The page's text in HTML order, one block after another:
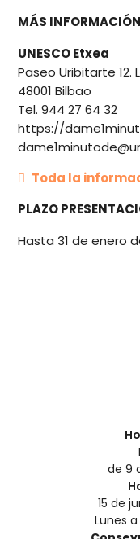
MÁS
UNESCO Etxea
Paseo Uribitarte 12.
48001 Bilbao
Tel. 944 27 64 32
https://
Toda la
PLAZO
Hasta 31 de enero
de 9
15 de
Lunes